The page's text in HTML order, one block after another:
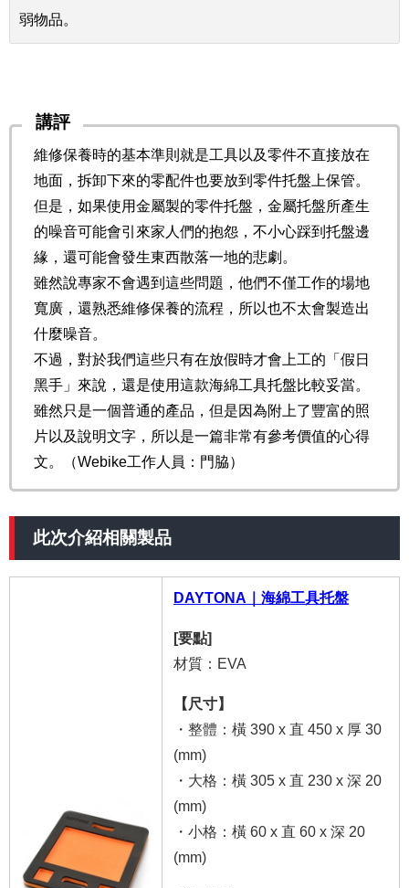
弱物品。
講評
維修保養時的基本準則就是工具以及零件不直接放在
地面，拆卸下來的零配件也要放到零件托盤上保管。
但是，如果使用金屬製的零件托盤，金屬托盤所產生
的噪音可能會引來家人們的抱怨，不小心踩到托盤邊
緣，還可能會發生東西散落一地的悲劇。
雖然說專家不會遇到這些問題，他們不僅工作的場地
寬廣，還熟悉維修保養的流程，所以也不太會製造出
什麼噪音。
不過，對於我們這些只有在放假時才會上工的「假日
黑手」來說，還是使用這款海綿工具托盤比較妥當。
雖然只是一個普通的產品，但是因為附上了豐富的照
片以及說明文字，所以是一篇非常有參考價值的心得
文。（Webike工作人員：門脇）
此次介紹相關製品
DAYTONA｜海綿工具托盤
[要點]
材質：EVA
【尺寸】
・整體：橫 390 x 直 450 x 厚 30
(mm)
・大格：橫 305 x 直 230 x 深 20
(mm)
・小格：橫 60 x 直 60 x 深 20
(mm)